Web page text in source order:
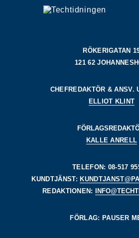
RÖKERIGATAN
121 62
CHEFREDAKTÖR & ANSV.
ELLIOT KLINT
KALLE ANRELL
TELEFON: 08-517
KUNDTJÄNST:
REDAKTIONEN:
FÖRLAG: PAUSER